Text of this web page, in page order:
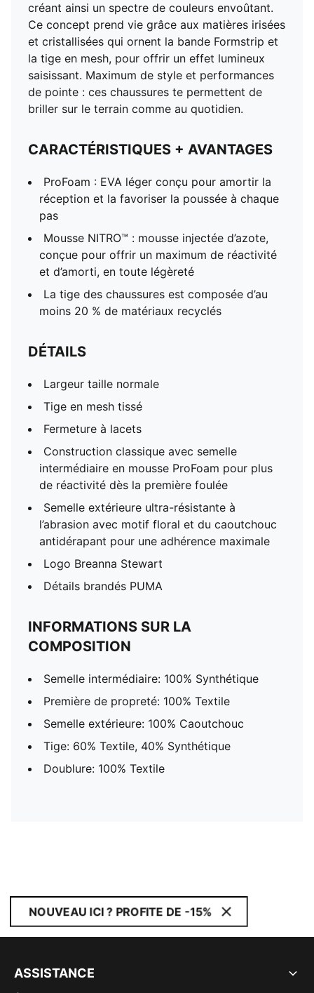
créant ainsi un spectre de couleurs envoûtant.
Ce concept prend vie grâce aux matières irisées
et cristallisées qui ornent la bande Formstrip et
la tige en mesh, pour offrir un effet lumineux
saisissant. Maximum de style et performances
de pointe : ces chaussures te permettent de
briller sur le terrain comme au quotidien.
CARACTÉRISTIQUES + AVANTAGES
ProFoam : EVA léger conçu pour amortir la
réception et la favoriser la poussée à chaque
pas
Mousse NITRO™ : mousse injectée d’azote,
conçue pour offrir un maximum de réactivité
et d’amorti, en toute légèreté
La tige des chaussures est composée d’au
moins 20 % de matériaux recyclés
DÉTAILS
Largeur taille normale
Tige en mesh tissé
Fermeture à lacets
Construction classique avec semelle
intermédiaire en mousse ProFoam pour plus
de réactivité dès la première foulée
Semelle extérieure ultra-résistante à
l’abrasion avec motif floral et du caoutchouc
antidérapant pour une adhérence maximale
Logo Breanna Stewart
Détails brandés PUMA
INFORMATIONS SUR LA
COMPOSITION
Semelle intermédiaire: 100% Synthétique
Première de propreté: 100% Textile
Semelle extérieure: 100% Caoutchouc
Tige: 60% Textile, 40% Synthétique
Doublure: 100% Textile
NOUVEAU ICI ? PROFITE DE -15%
ASSISTANCE